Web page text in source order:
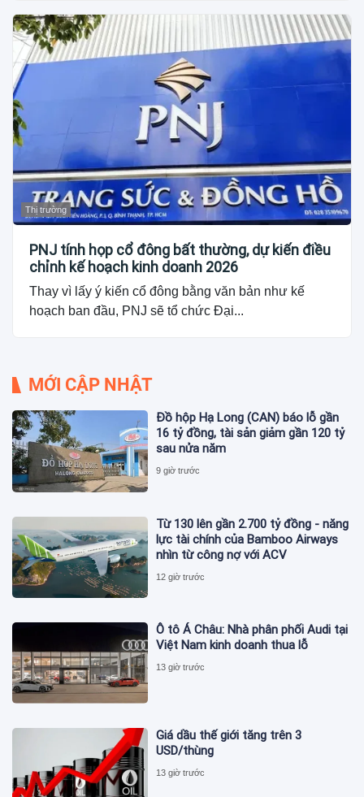
Thị trường
PNJ tính họp cổ đông bất thường, dự kiến điều
chỉnh kế hoạch kinh doanh 2026
Thay vì lấy ý kiến cổ đông bằng văn bản như kế
hoạch ban đầu, PNJ sẽ tổ chức Đại...
MỚI CẬP NHẬT
Đồ hộp Hạ Long (CAN) báo lỗ gần
16 tỷ đồng, tài sản giảm gần 120 tỷ
sau nửa năm
9 giờ trước
Từ 130 lên gần 2.700 tỷ đồng - năng
lực tài chính của Bamboo Airways
nhìn từ công nợ với ACV
12 giờ trước
Ô tô Á Châu: Nhà phân phối Audi tại
Việt Nam kinh doanh thua lỗ
13 giờ trước
Giá dầu thế giới tăng trên 3
USD/thùng
13 giờ trước